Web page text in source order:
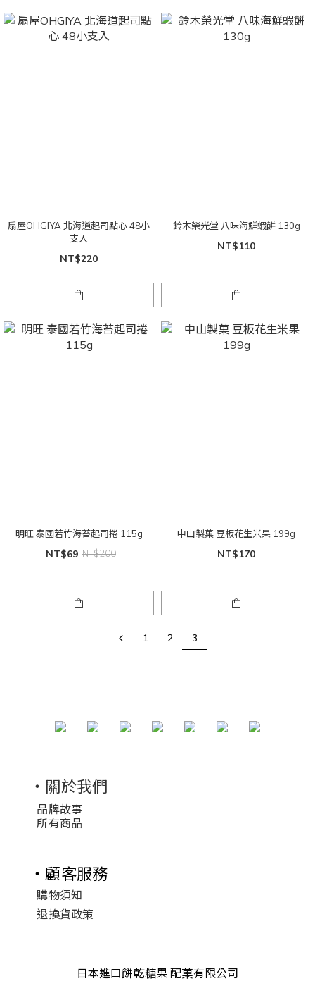
扇屋OHGIYA 北海道起司點心 48小
支入
NT$220
鈴木榮光堂 八味海鮮蝦餅 130g
NT$110
明旺 泰國若竹海苔起司捲 115g
NT$69 NT$200
中山製菓 豆板花生米果 199g
NT$170
1 2 3
・關於我們
品牌故事
所有商品
・顧客服務
購物須知
退換貨政策
日本進口餅乾糖果 配菓有限公司